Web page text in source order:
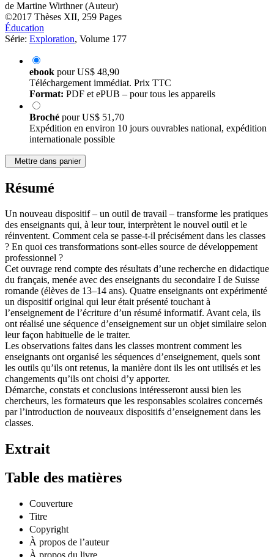
de Martine Wirthner (Auteur)
©2017 Thèses XII, 259 Pages
Éducation
Série: Exploration, Volume 177
ebook pourUS$ 48,90
Téléchargement immédiat. Prix TTC
Format: PDF et ePUB – pour tous les appareils
Broché pourUS$ 51,70
Expédition en environ 10 jours ouvrables national, expédition
internationale possible
Mettre dans panier
Résumé
Un nouveau dispositif – un outil de travail – transforme les pratiques
des enseignants qui, à leur tour, interprètent le nouvel outil et le
réinventent. Comment cela se passe-t-il précisément dans les classes
? En quoi ces transformations sont-elles source de développement
professionnel ?
Cet ouvrage rend compte des résultats d’une recherche en didactique
du français, menée avec des enseignants du secondaire I de Suisse
romande (élèves de 13–14 ans). Quatre enseignants ont expérimenté
un dispositif original qui leur était présenté touchant à
l’enseignement de l’écriture d’un résumé informatif. Avant cela, ils
ont réalisé une séquence d’enseignement sur un objet similaire selon
leur façon habituelle de le traiter.
Les observations faites dans les classes montrent comment les
enseignants ont organisé les séquences d’enseignement, quels sont
les outils qu’ils ont retenus, la manière dont ils les ont utilisés et les
changements qu’ils ont choisi d’y apporter.
Démarche, constats et conclusions intéresseront aussi bien les
chercheurs, les formateurs que les responsables scolaires concernés
par l’introduction de nouveaux dispositifs d’enseignement dans les
classes.
Extrait
Table des matières
Couverture
Titre
Copyright
À propos de l’auteur
À propos du livre